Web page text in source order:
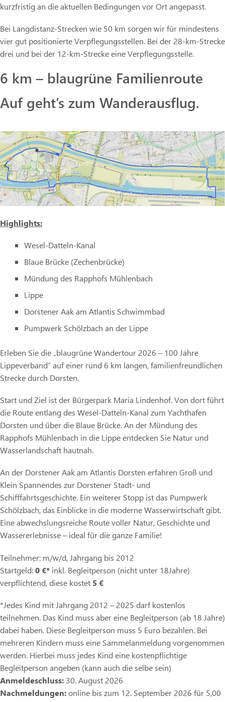
kurzfristig an die aktuellen Bedingungen vor Ort angepasst.
Bei Langdistanz-Strecken wie 50 km sorgen wir für mindestens
vier gut positionierte Verpflegungsstellen. Bei der 28-km-Strecke
drei und bei der 12-km-Strecke eine Verpflegungsstelle.
6 km – blaugrüne Familienroute
Auf geht’s zum Wanderausflug.
Highlights:
Wesel-Datteln-Kanal
Blaue Brücke (Zechenbrücke)
Mündung des Rapphofs Mühlenbach
Lippe
Dorstener Aak am Atlantis Schwimmbad
Pumpwerk Schölzbach an der Lippe
Erleben Sie die „blaugrüne Wandertour 2026 – 100 Jahre
Lippeverband“ auf einer rund 6 km langen, familienfreundlichen
Strecke durch Dorsten.
Start und Ziel ist der Bürgerpark Maria Lindenhof. Von dort führt
die Route entlang des Wesel-Datteln-Kanal zum Yachthafen
Dorsten und über die Blaue Brücke. An der Mündung des
Rapphofs Mühlenbach in die Lippe entdecken Sie Natur und
Wasserlandschaft hautnah.
An der Dorstener Aak am Atlantis Dorsten erfahren Groß und
Klein Spannendes zur Dorstener Stadt- und
Schifffahrtsgeschichte. Ein weiterer Stopp ist das Pumpwerk
Schölzbach, das Einblicke in die moderne Wasserwirtschaft gibt.
Eine abwechslungsreiche Route voller Natur, Geschichte und
Wassererlebnisse – ideal für die ganze Familie!
Teilnehmer: m/w/d, Jahrgang bis 2012
Startgeld:0 €* inkl. Begleitperson (nicht unter 18Jahre)
verpflichtend, diese kostet 5 €
*Jedes Kind mit Jahrgang 2012 – 2025 darf kostenlos
teilnehmen. Das Kind muss aber eine Begleitperson (ab 18 Jahre)
dabei haben. Diese Begleitperson muss 5 Euro bezahlen. Bei
mehreren Kindern muss eine Sammelanmeldung vorgenommen
werden. Hierbei muss jedes Kind eine kostenpflichtige
Begleitperson angeben (kann auch die selbe sein)
Anmeldeschluss: 30. August 2026
Nachmeldungen:online bis zum 12. September 2026 für 5,00